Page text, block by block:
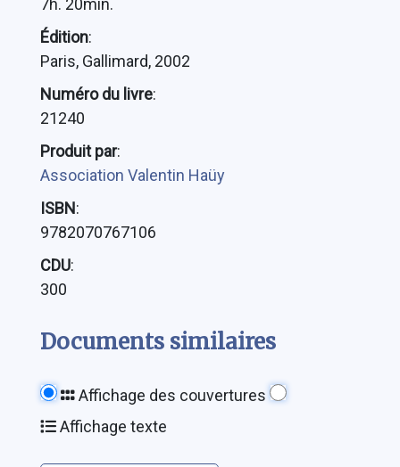
7h. 20min.
Édition:
Paris, Gallimard, 2002
Numéro du livre:
21240
Produit par:
Association Valentin Haüy
ISBN:
9782070767106
CDU:
300
Documents similaires
Affichage des couvertures
Affichage texte